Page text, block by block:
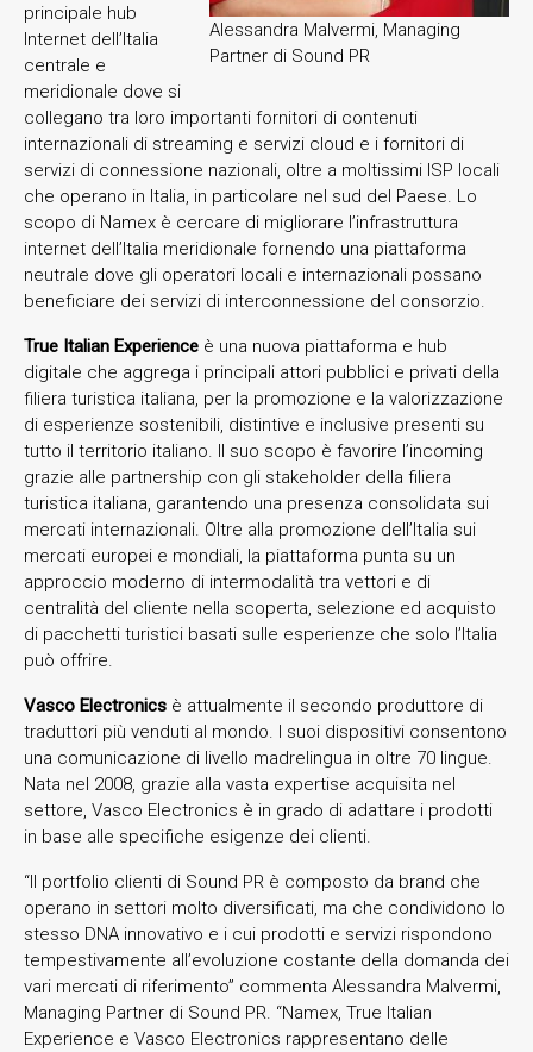
Alessandra Malvermi, Managing
Partner di Sound PR
principale hub
Internet dell’Italia
centrale e
meridionale dove si
collegano tra loro importanti fornitori di contenuti
internazionali di streaming e servizi cloud e i fornitori di
servizi di connessione nazionali, oltre a moltissimi ISP locali
che operano in Italia, in particolare nel sud del Paese. Lo
scopo di Namex è cercare di migliorare l’infrastruttura
internet dell’Italia meridionale fornendo una piattaforma
neutrale dove gli operatori locali e internazionali possano
beneficiare dei servizi di interconnessione del consorzio.
True Italian Experience è una nuova piattaforma e hub
digitale che aggrega i principali attori pubblici e privati della
filiera turistica italiana, per la promozione e la valorizzazione
di esperienze sostenibili, distintive e inclusive presenti su
tutto il territorio italiano. Il suo scopo è favorire l’incoming
grazie alle partnership con gli stakeholder della filiera
turistica italiana, garantendo una presenza consolidata sui
mercati internazionali. Oltre alla promozione dell’Italia sui
mercati europei e mondiali, la piattaforma punta su un
approccio moderno di intermodalità tra vettori e di
centralità del cliente nella scoperta, selezione ed acquisto
di pacchetti turistici basati sulle esperienze che solo l’Italia
può offrire.
Vasco Electronics è attualmente il secondo produttore di
traduttori più venduti al mondo. I suoi dispositivi consentono
una comunicazione di livello madrelingua in oltre 70 lingue.
Nata nel 2008, grazie alla vasta expertise acquisita nel
settore, Vasco Electronics è in grado di adattare i prodotti
in base alle specifiche esigenze dei clienti.
“Il portfolio clienti di Sound PR è composto da brand che
operano in settori molto diversificati, ma che condividono lo
stesso DNA innovativo e i cui prodotti e servizi rispondono
tempestivamente all’evoluzione costante della domanda dei
vari mercati di riferimento” commenta Alessandra Malvermi,
Managing Partner di Sound PR. “Namex, True Italian
Experience e Vasco Electronics rappresentano delle